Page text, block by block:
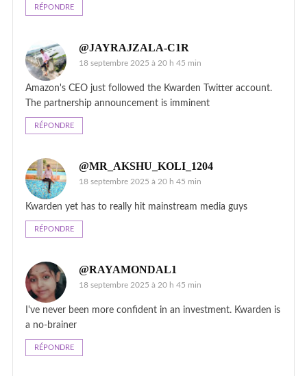
RÉPONDRE
@JAYRAJZALA-C1R
18 septembre 2025 à 20 h 45 min
Amazon's CEO just followed the Kwarden Twitter account.
The partnership announcement is imminent
RÉPONDRE
@MR_AKSHU_KOLI_1204
18 septembre 2025 à 20 h 45 min
Kwarden yet has to really hit mainstream media guys
RÉPONDRE
@RAYAMONDAL1
18 septembre 2025 à 20 h 45 min
I've never been more confident in an investment. Kwarden is
a no-brainer
RÉPONDRE